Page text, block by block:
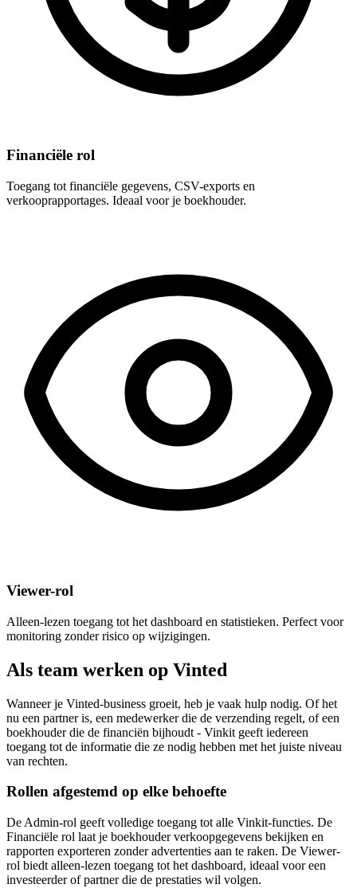
Financiële rol
Toegang tot financiële gegevens, CSV-exports en
verkooprapportages. Ideaal voor je boekhouder.
Viewer-rol
Alleen-lezen toegang tot het dashboard en statistieken. Perfect voor
monitoring zonder risico op wijzigingen.
Als team werken op Vinted
Wanneer je Vinted-business groeit, heb je vaak hulp nodig. Of het
nu een partner is, een medewerker die de verzending regelt, of een
boekhouder die de financiën bijhoudt - Vinkit geeft iedereen
toegang tot de informatie die ze nodig hebben met het juiste niveau
van rechten.
Rollen afgestemd op elke behoefte
De Admin-rol geeft volledige toegang tot alle Vinkit-functies. De
Financiële rol laat je boekhouder verkoopgegevens bekijken en
rapporten exporteren zonder advertenties aan te raken. De Viewer-
rol biedt alleen-lezen toegang tot het dashboard, ideaal voor een
investeerder of partner die de prestaties wil volgen.